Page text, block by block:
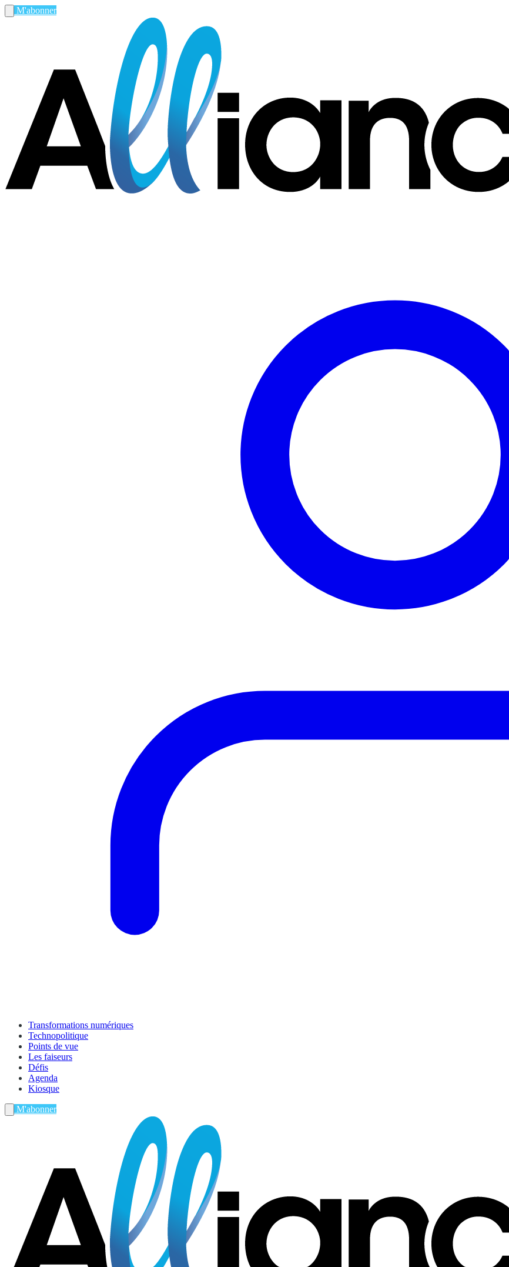
M'abonner
Transformations numériques
Technopolitique
Points de vue
Les faiseurs
Défis
Agenda
Kiosque
M'abonner